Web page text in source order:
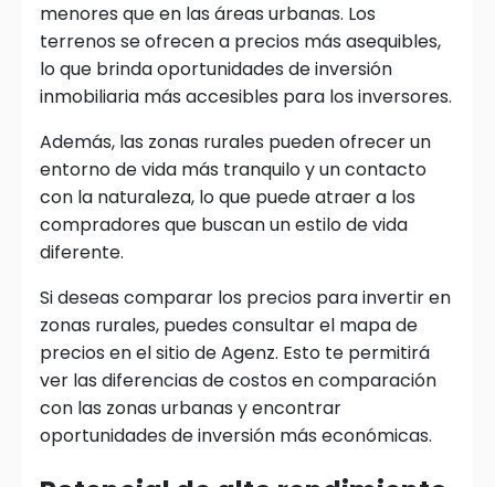
menores que en las áreas urbanas. Los
terrenos se ofrecen a precios más asequibles,
lo que brinda oportunidades de inversión
inmobiliaria más accesibles para los inversores.
Además, las zonas rurales pueden ofrecer un
entorno de vida más tranquilo y un contacto
con la naturaleza, lo que puede atraer a los
compradores que buscan un estilo de vida
diferente.
Si deseas comparar los precios para invertir en
zonas rurales, puedes consultar el mapa de
precios en el sitio de Agenz. Esto te permitirá
ver las diferencias de costos en comparación
con las zonas urbanas y encontrar
oportunidades de inversión más económicas.